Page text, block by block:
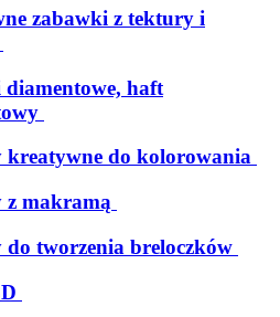
zabawki z tektury i
haft
kreatywne do kolorowania
z makramą
do tworzenia breloczków